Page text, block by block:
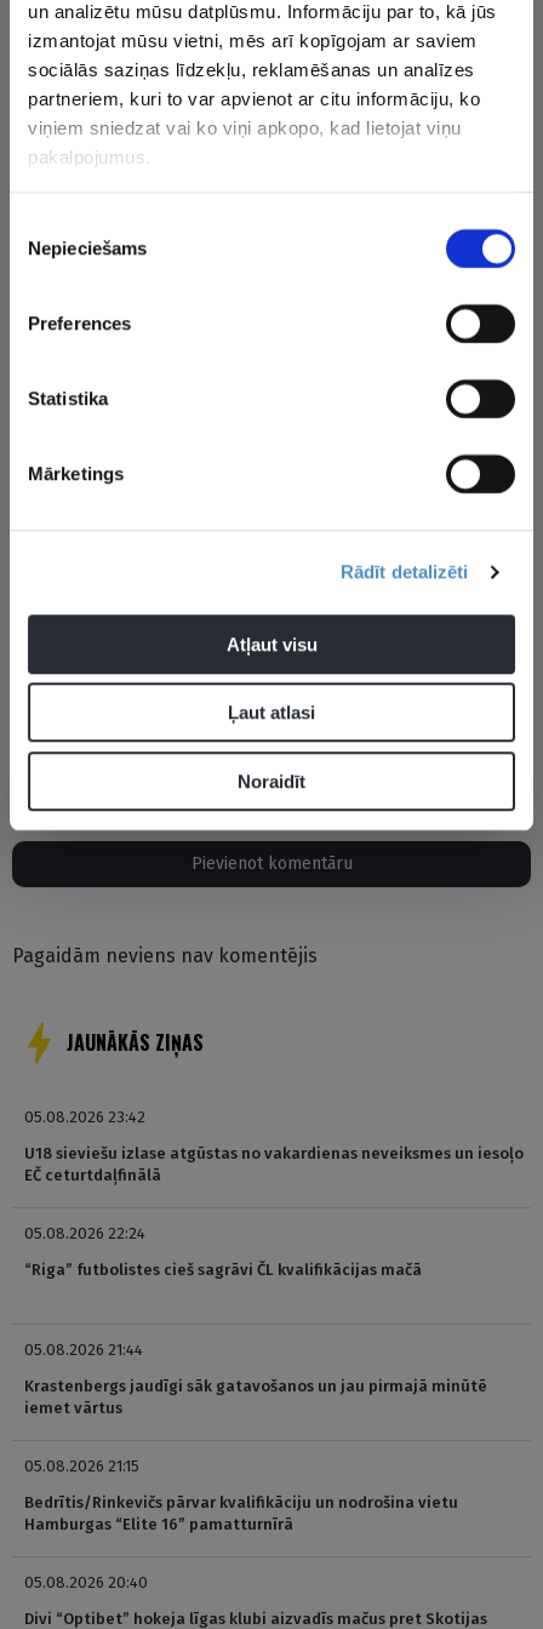
un analizētu mūsu datplūsmu. Informāciju par to, kā jūs
izmantojat mūsu vietni, mēs arī kopīgojam ar saviem
sociālās saziņas līdzekļu, reklamēšanas un analīzes
partneriem, kuri to var apvienot ar citu informāciju, ko
viņiem sniedzat vai ko viņi apkopo, kad lietojat viņu
pakalpojumus.
izvēle
Nepieciešams
Preferences
Statistika
Mārketings
Rādīt detalizēti
Atļaut visu
Ļaut atlasi
Noraidīt
varu to katru dienu reprezentēt,” piebilda Mourinju,
turpinot: “Ja viņš kādu dienu izdomās kļūt par treneri,
ceru, ka viņš spēs būt kaut 25 procentus tik labs, cik esmu
es.”
CITAS ZIŅAS NO ŠĪS KATEGORIJAS
sagrāvi ČL
kvalifikācijas mačā
uzbrucējs
“audzēt
kluba
Mančestras United Pols Skoulzs Žuzē Mourinjo
Pievienot komentāru
Pagaidām neviens nav komentējis
JAUNĀKĀS ZIŅAS
05.08.2026 23:42
U18 sieviešu izlase atgūstas no vakardienas neveiksmes un iesoļo
EČ ceturtdaļfinālā
05.08.2026 22:24
“Riga” futbolistes cieš sagrāvi ČL kvalifikācijas mačā
05.08.2026 21:44
Krastenbergs jaudīgi sāk gatavošanos un jau pirmajā minūtē
iemet vārtus
05.08.2026 21:15
Bedrītis/Rinkevičs pārvar kvalifikāciju un nodrošina vietu
Hamburgas “Elite 16” pamatturnīrā
05.08.2026 20:40
Divi “Optibet” hokeja līgas klubi aizvadīs mačus pret Skotijas